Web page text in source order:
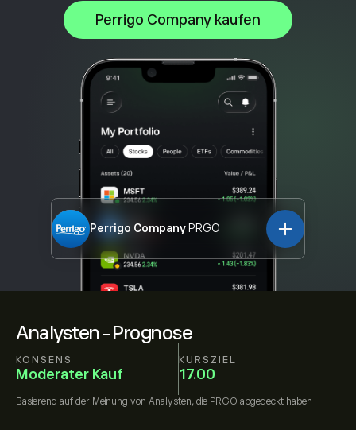
Analysten-Prognose
KONSENS
Moderater Kauf
KURSZIEL
17.00
Basierend auf der Meinung von Analysten, die PRGO abgedeckt haben
Perrigo Company kaufen
Perrigo Company PRGO